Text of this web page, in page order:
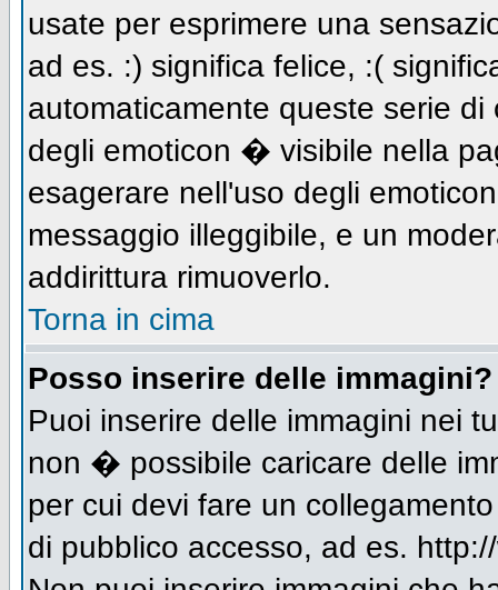
usate per esprimere una
ad es. :) significa felice, :(
automaticamente queste serie
degli emoticon � visibile nella
esagerare nell'uso degli
messaggio illeggibile, e un
addirittura rimuoverlo.
Torna in cima
Posso inserire delle immagini?
Puoi inserire delle immagini nei
non � possibile caricare delle
per cui devi fare un
di pubblico accesso, ad es.